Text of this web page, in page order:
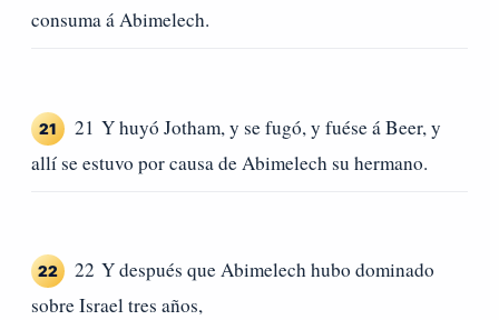
consuma á Abimelech.
21
21 Y huyó Jotham, y se fugó, y fuése á Beer, y
allí se estuvo por causa de Abimelech su hermano.
22
22 Y después que Abimelech hubo dominado
sobre Israel tres años,